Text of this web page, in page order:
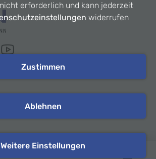
erforderlich und kann jederzeit
widerrufen
Zustimmen
Ablehnen
Weitere Einstellungen